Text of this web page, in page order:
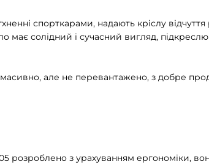
спорткарами, надають кріслу
має солідний і сучасний вигляд,
але не перевантажено, з добре
розроблено з урахуванням ергономіки,